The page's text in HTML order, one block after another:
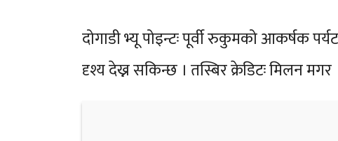
दोगाडी भ्यू पोइन्टः पूर्वी रुकुमको आकर्षक
दृश्य देख्न सकिन्छ । तस्बिर क्रेडिटः मिलन मगर